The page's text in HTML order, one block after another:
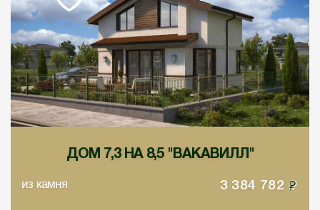
ДОМ 7,3 НА 8,5 "ВАКАВИЛЛ"
из камня 3 384 782